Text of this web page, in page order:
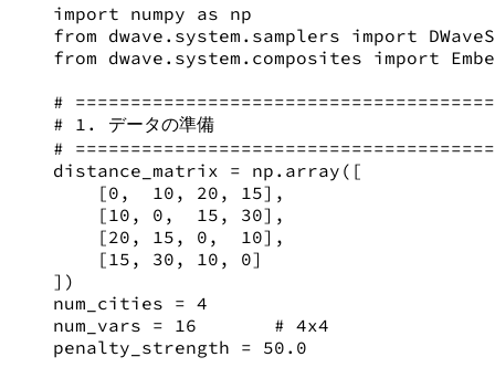
import numpy as np
from dwave.system.samplers import
from dwave.system.composites import
#
# 1. データの準備
#
distance_matrix = np.array([
[0 , 10 , 20 , 15],
[ 10 , 0 , 15 , 30],
[20 , 15 , 0 , 10],
[ 15 , 30 , 10 , 0]
])
num_cities = 4
num_vars = 16
# 4x4
penalty_strength = 50.0